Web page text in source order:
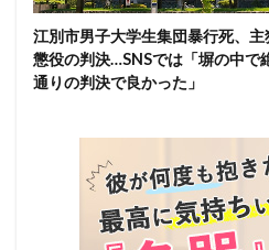
江別市男子大学生集団暴行死、
懲役の判決…SNSでは「塀の中で
通りの判決で良かった」